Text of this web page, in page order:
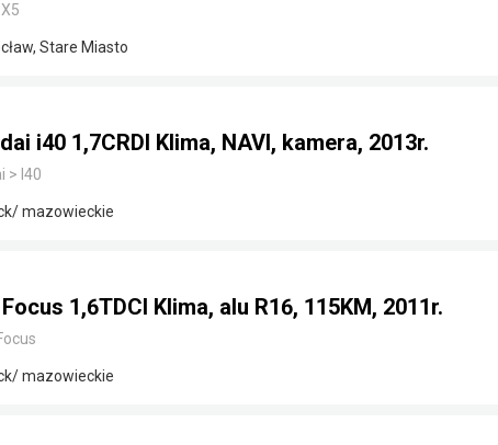
X5
Stare Miasto
i40 1,7CRDI Klima, NAVI, kamera, 2013r.
> I40
mazowieckie
1,6TDCI Klima, alu R16, 115KM, 2011r.
mazowieckie